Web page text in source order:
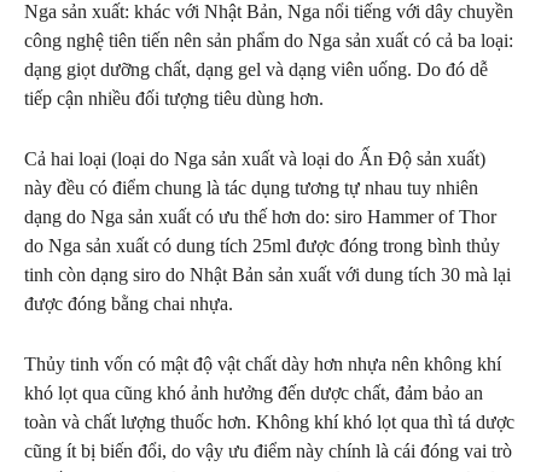
Nga sản xuất: khác với Nhật Bản, Nga nổi tiếng với dây chuyền
công nghệ tiên tiến nên sản phẩm do Nga sản xuất có cả ba loại:
dạng giọt dưỡng chất, dạng gel và dạng viên uống. Do đó dễ
tiếp cận nhiều đối tượng tiêu dùng hơn.
Cả hai loại (loại do Nga sản xuất và loại do Ấn Độ sản xuất)
này đều có điểm chung là tác dụng tương tự nhau tuy nhiên
dạng do Nga sản xuất có ưu thế hơn do: siro Hammer of Thor
do Nga sản xuất có dung tích 25ml được đóng trong bình thủy
tinh còn dạng siro do Nhật Bản sản xuất với dung tích 30 mà lại
được đóng bằng chai nhựa.
Thủy tinh vốn có mật độ vật chất dày hơn nhựa nên không khí
khó lọt qua cũng khó ảnh hưởng đến dược chất, đảm bảo an
toàn và chất lượng thuốc hơn. Không khí khó lọt qua thì tá dược
cũng ít bị biến đổi, do vậy ưu điểm này chính là cái đóng vai trò